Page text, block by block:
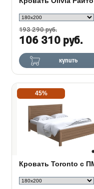
193 290 руб.
106 310 руб.
купить
45%
Кровать Toronto с